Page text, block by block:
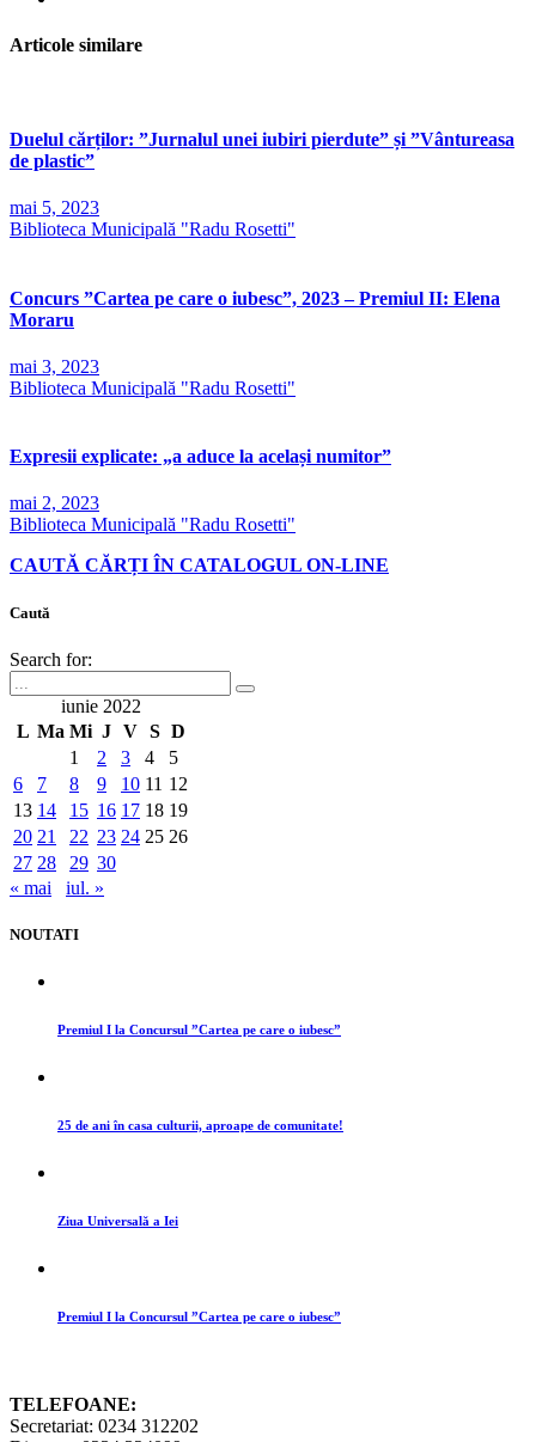
Articole similare
Duelul cărților: ”Jurnalul unei iubiri pierdute” și ”Vântureasa
de plastic”
mai 5, 2023
Biblioteca Municipală "Radu Rosetti"
Concurs ”Cartea pe care o iubesc”, 2023 – Premiul II: Elena
Moraru
mai 3, 2023
Biblioteca Municipală "Radu Rosetti"
Expresii explicate: „a aduce la același numitor”
mai 2, 2023
Biblioteca Municipală "Radu Rosetti"
CAUTĂ CĂRȚI ÎN CATALOGUL ON-LINE
Caută
Search for:
iunie 2022
L Ma Mi J V S D
1
2 3 4
5
6
7 8 9 10 11 12
13 14 15 16 17 18 19
20 21 22 23 24 25 26
27 28 29 30
« mai
iul. »
NOUTATI
Premiul I la Concursul ”Cartea pe care o iubesc”
25 de ani în casa culturii, aproape de comunitate!
Ziua Universală a Iei
Premiul I la Concursul ”Cartea pe care o iubesc”
TELEFOANE:
Secretariat: 0234 312202